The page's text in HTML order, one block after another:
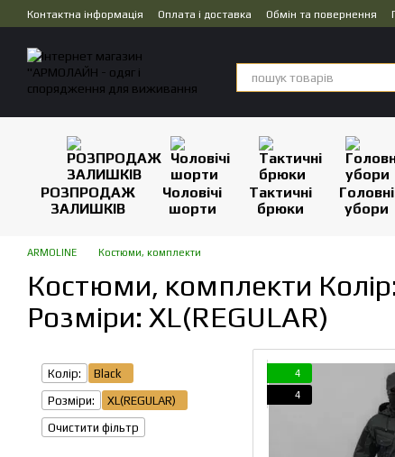
Перейти до основного контенту
Контактна інформація Оплата і доставка Обмін та повернення
РОЗПРОДАЖ
ЗАЛИШКІВ
Чоловічі
шорти
Тактичні
брюки
Головні
убори
ARMOLINE Костюми, комплекти
Костюми, комплекти
Розміри: XL(REGULAR)
4
4
Колір:
Black
Розміри:
XL(REGULAR)
Очистити фільтр